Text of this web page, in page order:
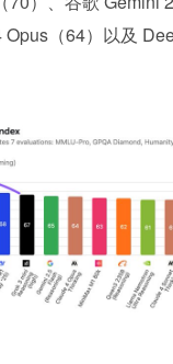
（64）以及